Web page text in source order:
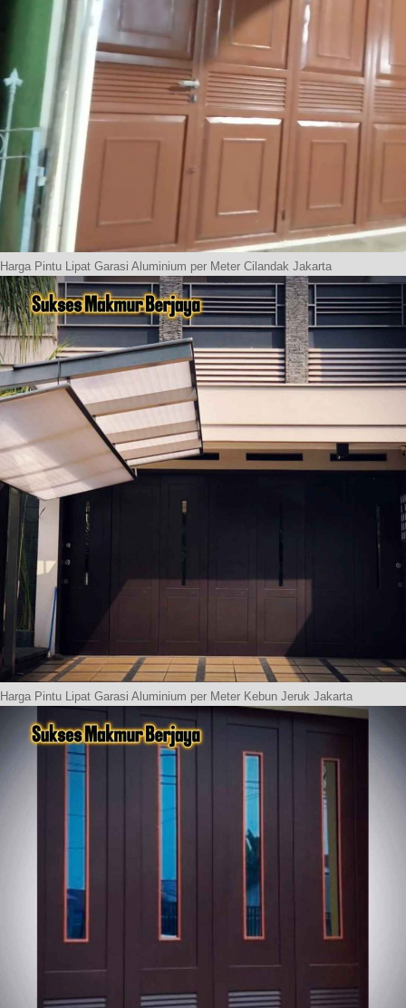
Harga Pintu Lipat Garasi Aluminium per Meter Cilandak Jakarta
Harga Pintu Lipat Garasi Aluminium per Meter Kebun Jeruk Jakarta